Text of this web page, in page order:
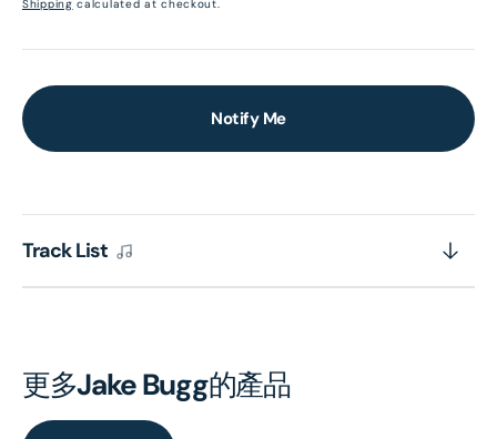
price
Shipping calculated at checkout.
Notify Me
Track List
更多Jake Bugg的產品